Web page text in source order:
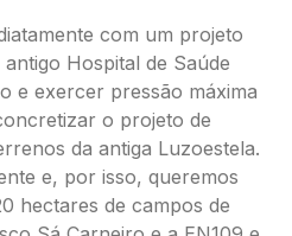
com um projeto
Hospital de Saúde
e exercer pressão máxima
o projeto de
da antiga Luzoestela.
e, por isso, queremos
hectares de campos de